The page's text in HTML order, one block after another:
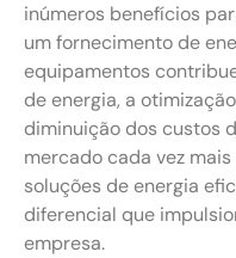
inúmeros benefícios
um fornecimento de
equipamentos
de energia, a
diminuição dos custos
mercado cada vez
soluções de energia
diferencial que
empresa.